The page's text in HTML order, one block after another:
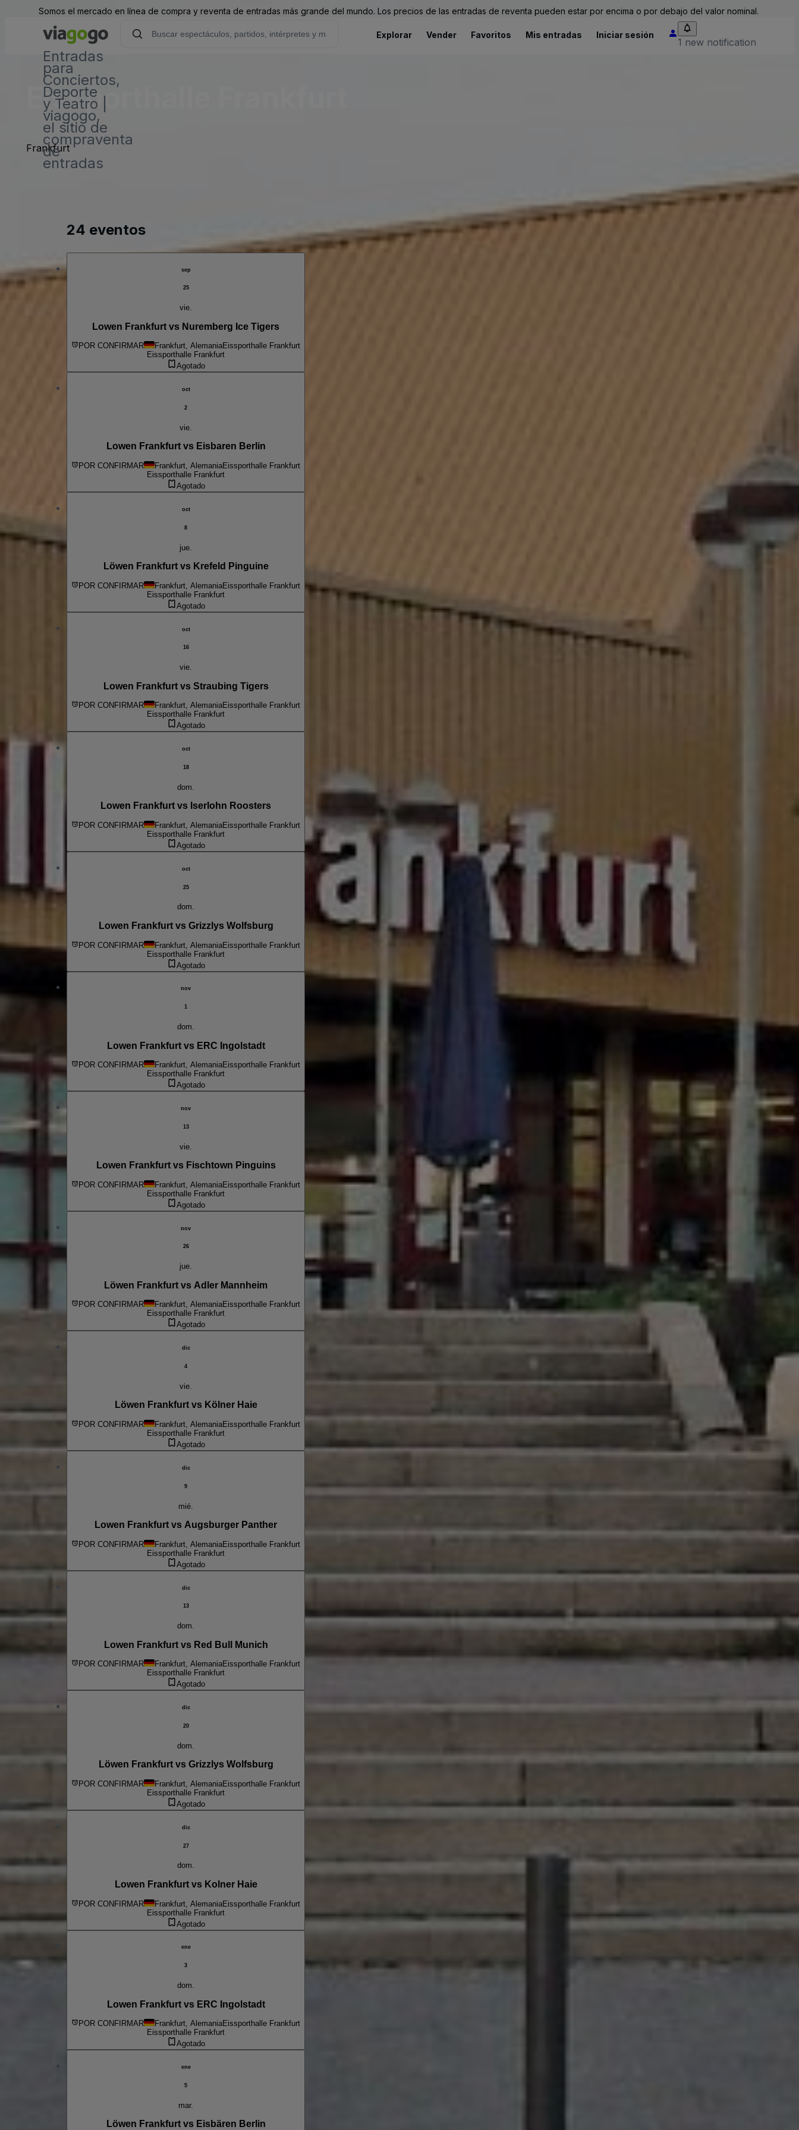
Somos el mercado en línea de compra y reventa de entradas más grande del mundo. Los precios de las entradas de reventa pueden estar por encima o por debajo del valor nominal.
Entradas
para
Conciertos,
Deporte
y Teatro |
viagogo,
el sitio de
compraventa
de
entradas
Explorar Vender Favoritos Mis entradas Iniciar sesión
1 new notification
Eissporthalle Frankfurt
Frankfurt
24 eventos
sep
25
vie.
Lowen Frankfurt vs Nuremberg Ice Tigers
POR CONFIRMAR Frankfurt, AlemaniaEissporthalle Frankfurt
Eissporthalle Frankfurt
Agotado
oct
2
vie.
Lowen Frankfurt vs Eisbaren Berlin
POR CONFIRMAR Frankfurt, AlemaniaEissporthalle Frankfurt
Eissporthalle Frankfurt
Agotado
oct
8
jue.
Löwen Frankfurt vs Krefeld Pinguine
POR CONFIRMAR Frankfurt, AlemaniaEissporthalle Frankfurt
Eissporthalle Frankfurt
Agotado
oct
16
vie.
Lowen Frankfurt vs Straubing Tigers
POR CONFIRMAR Frankfurt, AlemaniaEissporthalle Frankfurt
Eissporthalle Frankfurt
Agotado
oct
18
dom.
Lowen Frankfurt vs Iserlohn Roosters
POR CONFIRMAR Frankfurt, AlemaniaEissporthalle Frankfurt
Eissporthalle Frankfurt
Agotado
oct
25
dom.
Lowen Frankfurt vs Grizzlys Wolfsburg
POR CONFIRMAR Frankfurt, AlemaniaEissporthalle Frankfurt
Eissporthalle Frankfurt
Agotado
nov
1
dom.
Lowen Frankfurt vs ERC Ingolstadt
POR CONFIRMAR Frankfurt, AlemaniaEissporthalle Frankfurt
Eissporthalle Frankfurt
Agotado
nov
13
vie.
Lowen Frankfurt vs Fischtown Pinguins
POR CONFIRMAR Frankfurt, AlemaniaEissporthalle Frankfurt
Eissporthalle Frankfurt
Agotado
nov
26
jue.
Löwen Frankfurt vs Adler Mannheim
POR CONFIRMAR Frankfurt, AlemaniaEissporthalle Frankfurt
Eissporthalle Frankfurt
Agotado
dic
4
vie.
Löwen Frankfurt vs Kölner Haie
POR CONFIRMAR Frankfurt, AlemaniaEissporthalle Frankfurt
Eissporthalle Frankfurt
Agotado
dic
9
mié.
Lowen Frankfurt vs Augsburger Panther
POR CONFIRMAR Frankfurt, AlemaniaEissporthalle Frankfurt
Eissporthalle Frankfurt
Agotado
dic
13
dom.
Lowen Frankfurt vs Red Bull Munich
POR CONFIRMAR Frankfurt, AlemaniaEissporthalle Frankfurt
Eissporthalle Frankfurt
Agotado
dic
20
dom.
Löwen Frankfurt vs Grizzlys Wolfsburg
POR CONFIRMAR Frankfurt, AlemaniaEissporthalle Frankfurt
Eissporthalle Frankfurt
Agotado
dic
27
dom.
Lowen Frankfurt vs Kolner Haie
POR CONFIRMAR Frankfurt, AlemaniaEissporthalle Frankfurt
Eissporthalle Frankfurt
Agotado
ene
3
dom.
Lowen Frankfurt vs ERC Ingolstadt
POR CONFIRMAR Frankfurt, AlemaniaEissporthalle Frankfurt
Eissporthalle Frankfurt
Agotado
ene
5
mar.
Löwen Frankfurt vs Eisbären Berlin